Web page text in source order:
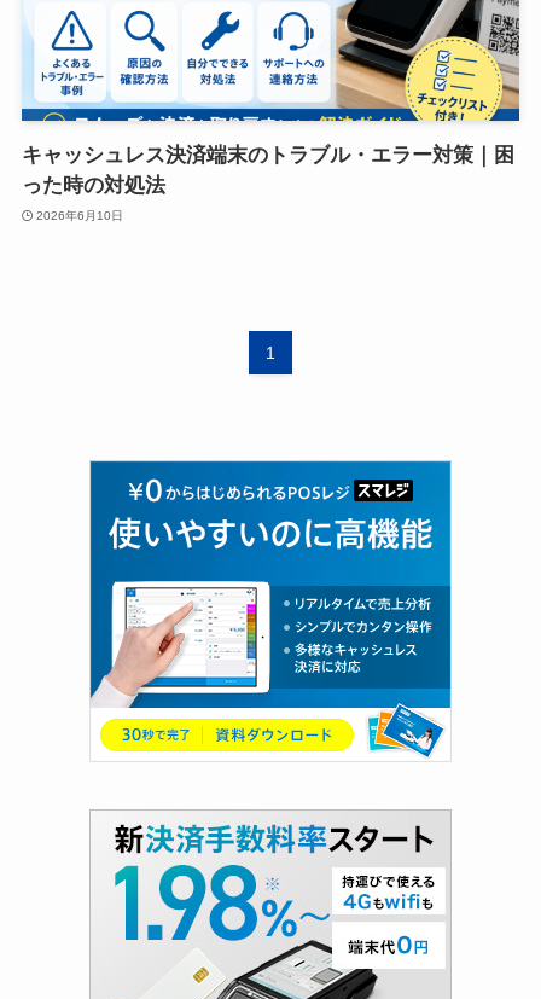
キャッシュレス決済端末のトラブル・エラー対策｜困
った時の対処法
2026年6月10日
1